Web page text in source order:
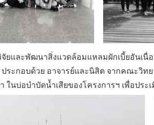
ยและพัฒนาสิ่งแวดล้อมแหลมผักเบี้ยอันเนื่
ระกอบด้วย อาจารย์และนิสิต จากคณะวิท
ในบ่อบำบัดน้ำเสียของโครงการฯ เพื่อประ